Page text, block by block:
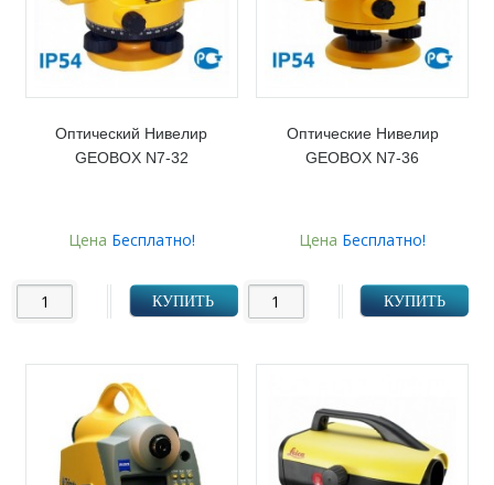
Оптический Нивелир
GEOBOX N7-32
Цена Бесплатно!
КУПИТЬ
Оптические Нивелир
GEOBOX N7-36
Цена Бесплатно!
КУПИТЬ